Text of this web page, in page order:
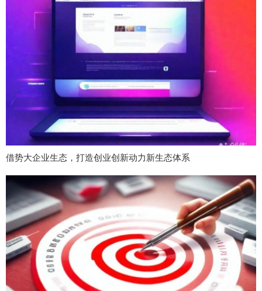
借势大企业生态，打造创业创新动力新生态体系